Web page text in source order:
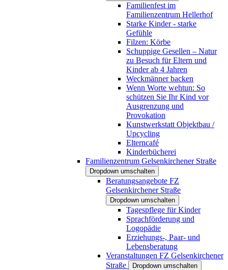
Familienfest im
Familienzentrum Hellerhof
Starke Kinder - starke
Gefühle
Filzen: Körbe
Schuppige Gesellen – Natur
zu Besuch für Eltern und
Kinder ab 4 Jahren
Weckmänner backen
Wenn Worte wehtun: So
schützen Sie Ihr Kind vor
Ausgrenzung und
Provokation
Kunstwerkstatt Objektbau /
Upcycling
Elterncafé
Kinderbücherei
Familienzentrum Gelsenkirchener Straße
Dropdown umschalten
Beratungsangebote FZ
Gelsenkirchener Straße
Dropdown umschalten
Tagespflege für Kinder
Sprachförderung und
Logopädie
Erziehungs-, Paar- und
Lebensberatung
Veranstaltungen FZ Gelsenkirchener
Straße
Dropdown umschalten